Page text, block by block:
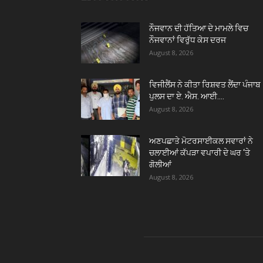
ਨੌਜਵਾਨ ਦੀ ਹੱਤਿਆ ਦੇ ਮਾਮਲੇ ਵਿਚ
ਨੌਜਵਾਨਾਂ ਵਿਰੁੱਧ ਕੇਸ ਦਰਜ
August 8, 2026
ਵਿਜੀਲੈਂਸ ਨੇ ਕੀਤਾ ਰਿਸ਼ਵਤ ਲੈਂਦਾ ਪੰਜਾਬ
ਪੁਲਸ ਦਾ ਏ. ਐਸ. ਆਈ....
August 8, 2026
ਅਣਪਛਾਤੇ ਮੋਟਰਸਾਈਕਲ ਸਵਾਰਾਂ ਨੇ
ਚਲਾਈਆਂ ਕੱਪੜਾ ਵਪਾਰੀ ਦੇ ਘਰ ‘ਤੇ
ਗੋਲੀਆਂ
August 8, 2026